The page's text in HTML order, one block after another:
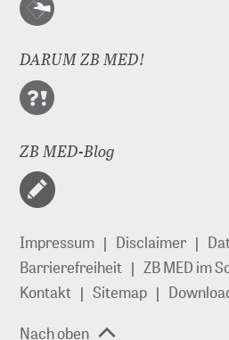
DARUM ZB MED!
ZB MED-Blog
Impressum Disclaimer
Barrierefreiheit
ZB MED im
Kontakt
Sitemap
Nach oben